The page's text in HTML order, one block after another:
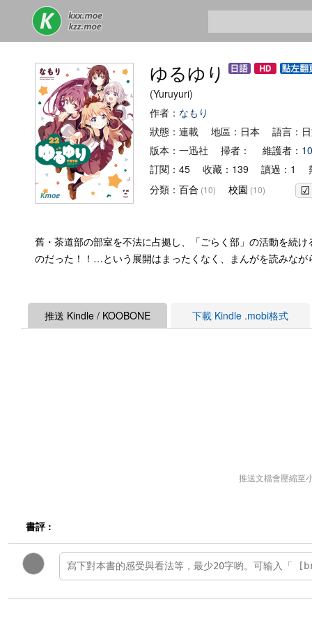
ゆるゆり
(Yuruyuri)
作者： なもり
狀態：連載 地區：日本 語言：
版本：一迅社 掃者： 維護者：
訂閱：45 收藏：139 讀過：1
分類： 百合 (10) 校園 (10)
舊・茶道部の部室を不法に占拠し、「ごらく部」の活動を続
のだった！！…という展開はまったくなく、まんがを読みな
推送 Kindle / KOOBONE 下載 Kindle .mobi格式
推送文檔會壓縮至
書評 :